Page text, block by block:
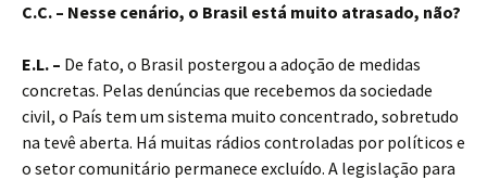
C.C. – Nesse cenário, o Brasil está muito atrasado, não?
E.L. – De fato, o Brasil postergou a adoção de medidas
concretas. Pelas denúncias que recebemos da sociedade
civil, o País tem um sistema muito concentrado, sobretudo
na tevê aberta. Há muitas rádios controladas por políticos e
o setor comunitário permanece excluído. A legislação para